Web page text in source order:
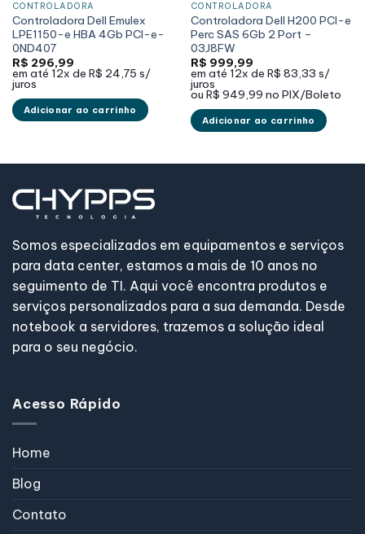
CONTROLADORA
Controladora Dell Emulex
LPE1150-e HBA 4Gb PCI-e-
0ND407
R$ 296,99
em até 12x de R$ 24,75 s/
juros
Adicionar ao carrinho
CONTROLADORA
Controladora Dell H200 PCI-e
Perc SAS 6Gb 2 Port –
03J8FW
R$ 999,99
em até 12x de R$ 83,33 s/
juros
ou R$ 949,99 no PIX/Boleto
Adicionar ao carrinho
Somos especializados em equipamentos e serviços
para data center, estamos a mais de 10 anos no
seguimento de TI. Aqui você encontra produtos e
serviços personalizados para a sua demanda. Desde
notebook a servidores, trazemos a solução ideal
para o seu negócio.
Acesso Rápido
Home
Blog
Contato